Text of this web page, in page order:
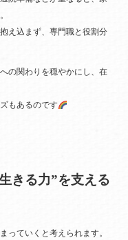
え込まず、専門職と役割分
の関わりを穏やかにし、在
もあるのです
きる力”を支える
っていくと考えられます。